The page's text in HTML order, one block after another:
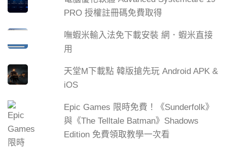
PRO 授權註冊碼免費取得
嘸蝦米輸入法免下載安裝 網．蝦米直接
用
天堂M下載點 韓版搶先玩 Android APK &
iOS
Epic Games 限時免費！《Sunderfolk》
與《The Telltale Batman》Shadows
Edition 免費領取教學一次看